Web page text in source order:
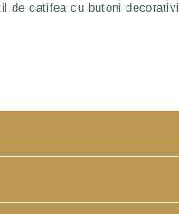
de catifea cu butoni